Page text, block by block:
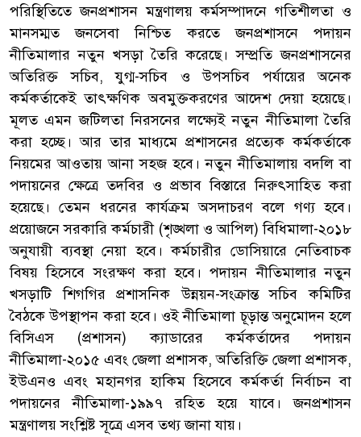
পরিস্থিতিতে জনপ্রশাসন মন্ত্রণালয় কর্মসম্পাদনে গতিশীলতা ও
মানসম্মত জনসেবা নিশ্চিত করতে জনপ্রশাসনে পদায়ন
নীতিমালার নতুন খসড়া তৈরি করেছে। সম্প্রতি জনপ্রশাসনের
অতিরিক্ত সচিব, যুগ্ম-সচিব ও উপসচিব পর্যায়ের অনেক
কর্মকর্তাকেই তাৎক্ষণিক অবমুক্তকরণের আদেশ দেয়া হয়েছে।
মূলত এমন জটিলতা নিরসনের লক্ষ্যেই নতুন নীতিমালা তৈরি
করা হচ্ছে। আর তার মাধ্যমে প্রশাসনের প্রত্যেক কর্মকর্তাকে
নিয়মের আওতায় আনা সহজ হবে। নতুন নীতিমালায় বদলি বা
পদায়নের ক্ষেত্রে তদবির ও প্রভাব বিস্তারে নিরুৎসাহিত করা
হয়েছে। তেমন ধরনের কার্যক্রম অসদাচরণ বলে গণ্য হবে।
প্রয়োজনে সরকারি কর্মচারী (শৃঙ্খলা ও আপিল) বিধিমালা-২০১৮
অনুযায়ী ব্যবস্থা নেয়া হবে। কর্মচারীর ডোসিয়ারে নেতিবাচক
বিষয় হিসেবে সংরক্ষণ করা হবে। পদায়ন নীতিমালার নতুন
খসড়াটি শিগগির প্রশাসনিক উন্নয়ন-সংক্রান্ত সচিব কমিটির
বৈঠকে উপস্থাপন করা হবে। ওই নীতিমালা চূড়ান্ত অনুমোদন হলে
বিসিএস (প্রশাসন) ক্যাডারের কর্মকর্তাদের পদায়ন
নীতিমালা-২০১৫ এবং জেলা প্রশাসক, অতিরিক্তি জেলা প্রশাসক,
ইউএনও এবং মহানগর হাকিম হিসেবে কর্মকর্তা নির্বাচন বা
পদায়নের নীতিমালা-১৯৯৭ রহিত হয়ে যাবে। জনপ্রশাসন
মন্ত্রণালয় সংশ্লিষ্ট সূত্রে এসব তথ্য জানা যায়।